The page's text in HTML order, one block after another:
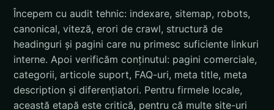
Începem cu audit tehnic: indexare, sitemap, robots,
canonical, viteză, erori de crawl, structură de
headinguri și pagini care nu primesc suficiente linkuri
interne. Apoi verificăm conținutul: pagini comerciale,
categorii, articole suport, FAQ-uri, meta title, meta
description și diferențiatori. Pentru firmele locale,
această etapă este critică, pentru că multe site-uri